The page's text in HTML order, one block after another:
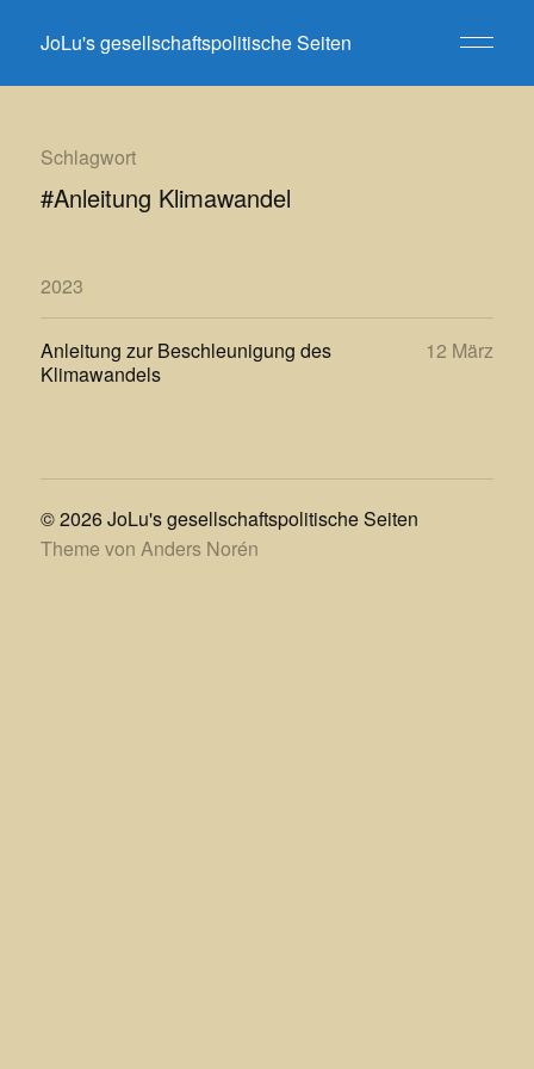
JoLu's gesellschaftspolitische Seiten
Schlagwort
#Anleitung Klimawandel
2023
Anleitung zur Beschleunigung des
Klimawandels
12 März
© 2026JoLu's gesellschaftspolitische Seiten
Theme von Anders Norén